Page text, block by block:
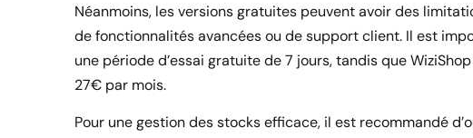
Néanmoins, les versions gratuites peuvent avoir des
de fonctionnalités avancées ou de support client. Il est
une période d’essai gratuite de 7 jours, tandis que
27€ par mois.
Pour une gestion des stocks efficace, il est recommandé